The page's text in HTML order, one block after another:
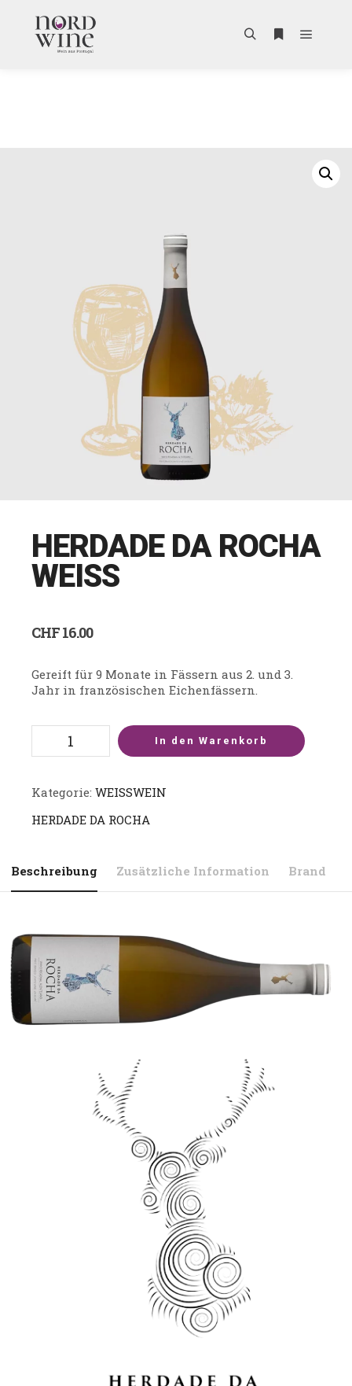
HERDADE DA ROCHA
WEISS
CHF16.00
Gereift für 9 Monate in Fässern aus 2. und 3.
Jahr in französischen Eichenfässern.
In den Warenkorb
Kategorie: WEISSWEIN
HERDADE DA ROCHA
Beschreibung Zusätzliche Information Brand